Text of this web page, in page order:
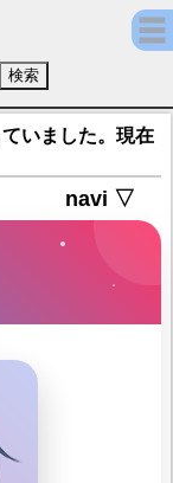
)【アリス・ギ
いました。現在
navi ▽